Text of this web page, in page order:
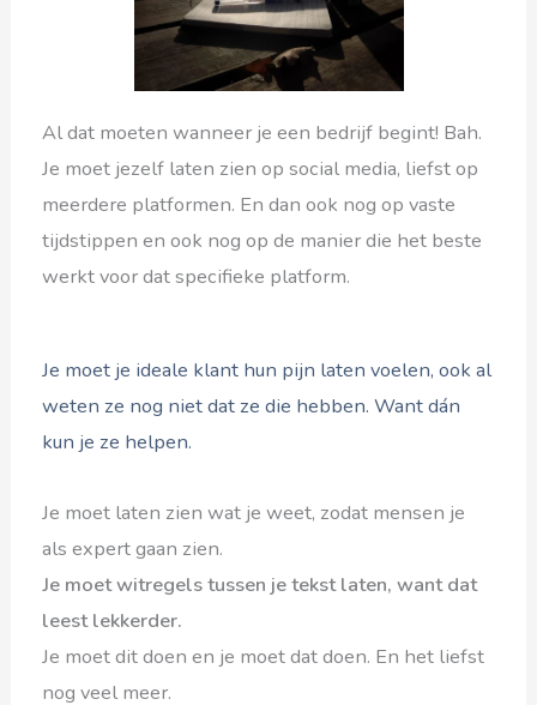
Al dat moeten wanneer je een bedrijf begint! Bah.
Je moet jezelf laten zien op social media, liefst op
meerdere platformen. En dan ook nog op vaste
tijdstippen en ook nog op de manier die het beste
werkt voor dat specifieke platform.
Je moet je ideale klant hun pijn laten voelen, ook al
weten ze nog niet dat ze die hebben. Want dán
kun je ze helpen.
Je moet laten zien wat je weet, zodat mensen je
als expert gaan zien.
Je moet witregels tussen je tekst laten, want dat
leest lekkerder.
Je moet dit doen en je moet dat doen. En het liefst
nog veel meer.